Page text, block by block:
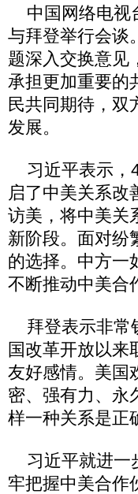
中国网络电视
与拜登举行会谈
题深入交换意见
承担更加重要的
民共同期待，双
发展。
习近平表示，
启了中美关系改
访美，将中美关
新阶段。面对纷
的选择。中方一
不断推动中美合
拜登表示非常
国改革开放以来
友好感情。美国
密、强有力、永
样一种关系是正
习近平就进一
牢把握中美合作